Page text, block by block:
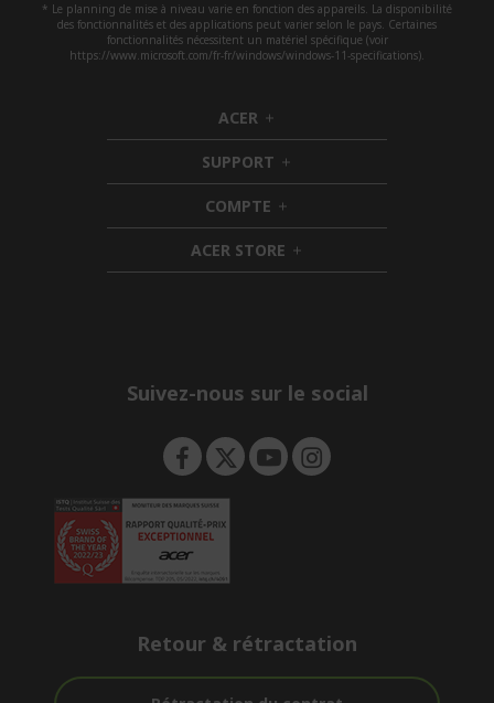
* Le planning de mise à niveau varie en fonction des appareils. La disponibilité
des fonctionnalités et des applications peut varier selon le pays. Certaines
fonctionnalités nécessitent un matériel spécifique (voir
https://www.microsoft.com/fr-fr/windows/windows-11-specifications).
ACER h
i
d
d
e
n
SUPPORT h
i
d
d
e
n
COMPTE h
i
d
d
ACER STORE h
i
Suivez-nous sur le social
Retour & rétractation